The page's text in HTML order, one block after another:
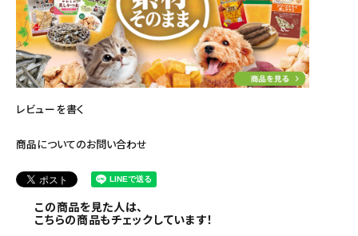
レビューを書く
商品についてのお問い合わせ
この商品を見た人は、
こちらの商品もチェックしています！